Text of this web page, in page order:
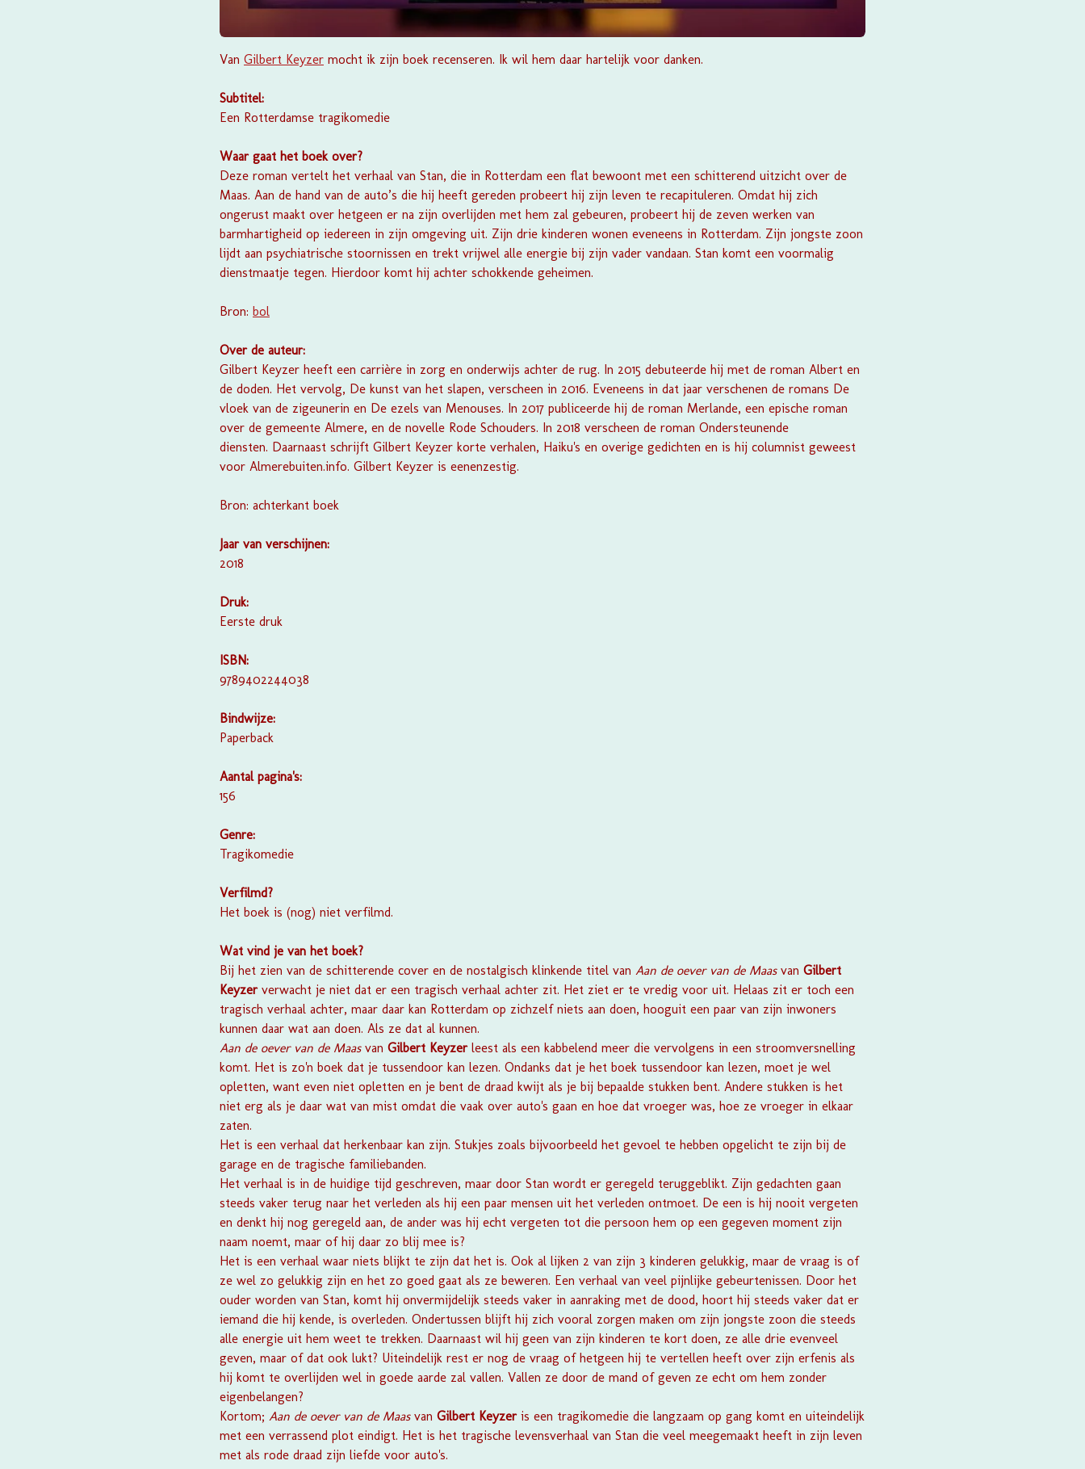
Van Gilbert Keyzer mocht ik zijn boek recenseren. Ik wil hem daar hartelijk voor danken.
Subtitel:
Een Rotterdamse tragikomedie
Waar gaat het boek over?
Deze roman vertelt het verhaal van Stan, die in Rotterdam een flat bewoont met een schitterend uitzicht over de
Maas. Aan de hand van de auto’s die hij heeft gereden probeert hij zijn leven te recapituleren. Omdat hij zich
ongerust maakt over hetgeen er na zijn overlijden met hem zal gebeuren, probeert hij de zeven werken van
barmhartigheid op iedereen in zijn omgeving uit. Zijn drie kinderen wonen eveneens in Rotterdam. Zijn jongste zoon
lijdt aan psychiatrische stoornissen en trekt vrijwel alle energie bij zijn vader vandaan. Stan komt een voormalig
dienstmaatje tegen. Hierdoor komt hij achter schokkende geheimen.
Bron: bol
Over de auteur:
Gilbert Keyzer heeft een carrière in zorg en onderwijs achter de rug. In 2015 debuteerde hij met de roman Albert en
de doden. Het vervolg, De kunst van het slapen, verscheen in 2016. Eveneens in dat jaar verschenen de romans De
vloek van de zigeunerin en De ezels van Menouses. In 2017 publiceerde hij de roman Merlande, een epische roman
over de gemeente Almere, en de novelle Rode Schouders. In 2018 verscheen de roman Ondersteunende
diensten. Daarnaast schrijft Gilbert Keyzer korte verhalen, Haiku's en overige gedichten en is hij columnist geweest
voor Almerebuiten.info. Gilbert Keyzer is eenenzestig.
Bron: achterkant boek
Jaar van verschijnen:
2018
Druk:
Eerste druk
ISBN:
9789402244038
Bindwijze:
Paperback
Aantal pagina's:
156
Genre:
Tragikomedie
Verfilmd?
Het boek is (nog) niet verfilmd.
Wat vind je van het boek?
Bij het zien van de schitterende cover en de nostalgisch klinkende titel van Aan de oever van de Maas van Gilbert
Keyzerverwacht je niet dat er een tragisch verhaal achter zit. Het ziet er te vredig voor uit. Helaas zit er toch een
tragisch verhaal achter, maar daar kan Rotterdam op zichzelf niets aan doen, hooguit een paar van zijn inwoners
kunnen daar wat aan doen. Als ze dat al kunnen.
Aan de oever van de Maas van Gilbert Keyzer leest als een kabbelend meer die vervolgens in een stroomversnelling
komt. Het is zo'n boek dat je tussendoor kan lezen. Ondanks dat je het boek tussendoor kan lezen, moet je wel
opletten, want even niet opletten en je bent de draad kwijt als je bij bepaalde stukken bent. Andere stukken is het
niet erg als je daar wat van mist omdat die vaak over auto's gaan en hoe dat vroeger was, hoe ze vroeger in elkaar
zaten.
Het is een verhaal dat herkenbaar kan zijn. Stukjes zoals bijvoorbeeld het gevoel te hebben opgelicht te zijn bij de
garage en de tragische familiebanden.
Het verhaal is in de huidige tijd geschreven, maar door Stan wordt er geregeld teruggeblikt. Zijn gedachten gaan
steeds vaker terug naar het verleden als hij een paar mensen uit het verleden ontmoet. De een is hij nooit vergeten
en denkt hij nog geregeld aan, de ander was hij echt vergeten tot die persoon hem op een gegeven moment zijn
naam noemt, maar of hij daar zo blij mee is?
Het is een verhaal waar niets blijkt te zijn dat het is. Ook al lijken 2 van zijn 3 kinderen gelukkig, maar de vraag is of
ze wel zo gelukkig zijn en het zo goed gaat als ze beweren. Een verhaal van veel pijnlijke gebeurtenissen. Door het
ouder worden van Stan, komt hij onvermijdelijk steeds vaker in aanraking met de dood, hoort hij steeds vaker dat er
iemand die hij kende, is overleden. Ondertussen blijft hij zich vooral zorgen maken om zijn jongste zoon die steeds
alle energie uit hem weet te trekken. Daarnaast wil hij geen van zijn kinderen te kort doen, ze alle drie evenveel
geven, maar of dat ook lukt? Uiteindelijk rest er nog de vraag of hetgeen hij te vertellen heeft over zijn erfenis als
hij komt te overlijden wel in goede aarde zal vallen. Vallen ze door de mand of geven ze echt om hem zonder
eigenbelangen?
Kortom; Aan de oever van de Maas van Gilbert Keyzer is een tragikomedie die langzaam op gang komt en uiteindelijk
met een verrassend plot eindigt. Het is het tragische levensverhaal van Stan die veel meegemaakt heeft in zijn leven
met als rode draad zijn liefde voor auto's.